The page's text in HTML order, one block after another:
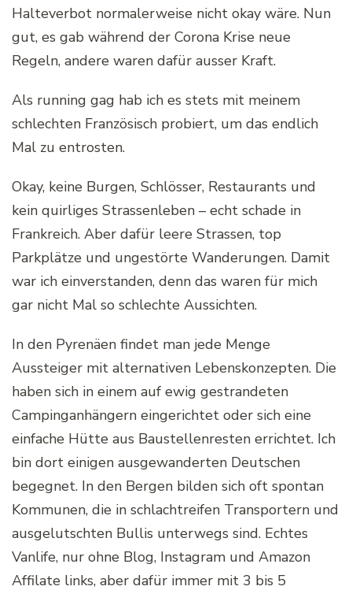
Halteverbot normalerweise nicht okay wäre. Nun
gut, es gab während der Corona Krise neue
Regeln, andere waren dafür ausser Kraft.
Als running gag hab ich es stets mit meinem
schlechten Französisch probiert, um das endlich
Mal zu entrosten.
Okay, keine Burgen, Schlösser, Restaurants und
kein quirliges Strassenleben – echt schade in
Frankreich. Aber dafür leere Strassen, top
Parkplätze und ungestörte Wanderungen. Damit
war ich einverstanden, denn das waren für mich
gar nicht Mal so schlechte Aussichten.
In den Pyrenäen findet man jede Menge
Aussteiger mit alternativen Lebenskonzepten. Die
haben sich in einem auf ewig gestrandeten
Campinganhängern eingerichtet oder sich eine
einfache Hütte aus Baustellenresten errichtet. Ich
bin dort einigen ausgewanderten Deutschen
begegnet. In den Bergen bilden sich oft spontan
Kommunen, die in schlachtreifen Transportern und
ausgelutschten Bullis unterwegs sind. Echtes
Vanlife, nur ohne Blog, Instagram und Amazon
Affilate links, aber dafür immer mit 3 bis 5